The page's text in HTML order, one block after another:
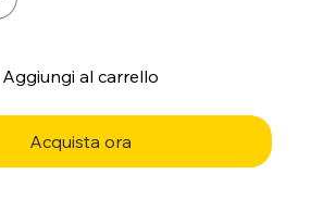
Aggiungi al carrello
Acquista ora